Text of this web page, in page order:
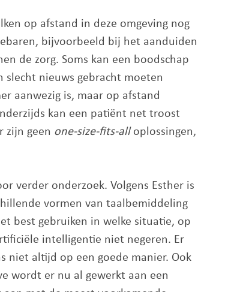
op afstand in deze omgeving nog
bijvoorbeeld bij het aanduiden
de zorg. Soms kan een boodschap
slecht nieuws gebracht moeten
aanwezig is, maar op afstand
kan een patiënt net troost
zijn geen one-size-fits-alloplossingen,
verder onderzoek. Volgens Esther is
vormen van taalbemiddeling
best gebruiken in welke situatie, op
intelligentie niet negeren. Er
niet altijd op een goede manier. Ook
wordt er nu al gewerkt aan een